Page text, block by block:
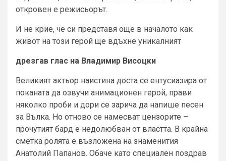
откровен е режисьорът.
И не крие, че си представя още в началото как
живот на този герой ще вдъхне уникалният
дрезгав глас на Владимир Висоцки
Великият актьор наистина доста се ентусиазира от
поканата да озвучи анимационен герой, прави
няколко проби и дори се зарича да напише песен
за Вълка. Но отново се намесват цензорите –
прочутият бард е недолюбван от властта. В крайна
сметка ролята е възложена на знаменития
Анатолий Папанов. Обаче като специален поздрав